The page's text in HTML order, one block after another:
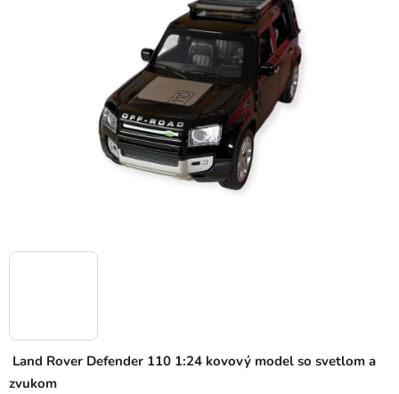
Land Rover Defender 110 1:24 kovový model so svetlom a
zvukom